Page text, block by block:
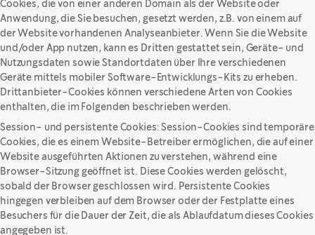
Cookies, die von einer anderen Domain als der Website oder
Anwendung, die Sie besuchen, gesetzt werden, z.B. von einem auf
der Website vorhandenen Analyseanbieter. Wenn Sie die Website
und/oder App nutzen, kann es Dritten gestattet sein, Geräte- und
Nutzungsdaten sowie Standortdaten über Ihre verschiedenen
Geräte mittels mobiler Software-Entwicklungs-Kits zu erheben.
Drittanbieter-Cookies können verschiedene Arten von Cookies
enthalten, die im Folgenden beschrieben werden.
Session- und persistente Cookies: Session-Cookies sind temporäre
Cookies, die es einem Website-Betreiber ermöglichen, die auf einer
Website ausgeführten Aktionen zu verstehen, während eine
Browser-Sitzung geöffnet ist. Diese Cookies werden gelöscht,
sobald der Browser geschlossen wird. Persistente Cookies
hingegen verbleiben auf dem Browser oder der Festplatte eines
Besuchers für die Dauer der Zeit, die als Ablaufdatum dieses Cookies
angegeben ist.